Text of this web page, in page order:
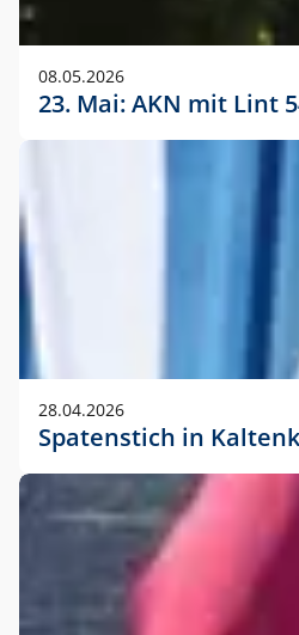
08.05.2026
23. Mai: AKN mit Lint
28.04.2026
Spatenstich in